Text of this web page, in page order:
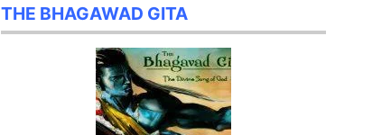
THE BHAGAWAD GITA